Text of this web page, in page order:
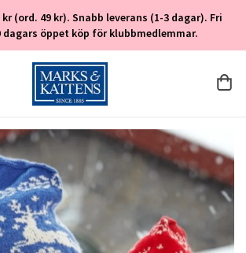
(ord. 49 kr). Snabb leverans (1-3 dagar). Fri
dagars öppet köp för klubbmedlemmar.